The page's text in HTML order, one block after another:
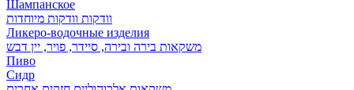
Шампанское
וודקות וודקות מיוחדות
Ликеро-водочные изделия
משקאות בירה ובירה, סיידר, פויר, יין דבש
Пиво
Сидр